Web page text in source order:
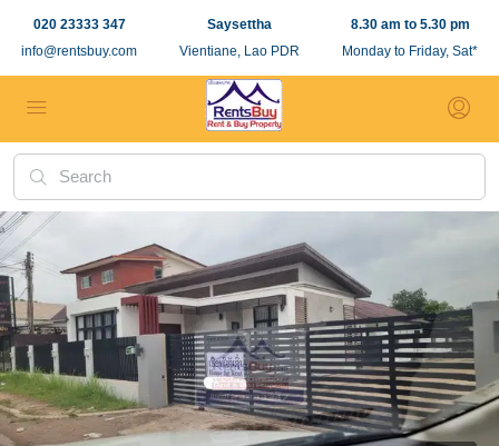
020 23333 347
info@rentsbuy.com
Saysettha
Vientiane, Lao PDR
8.30 am to 5.30 pm
Monday to Friday, Sat*